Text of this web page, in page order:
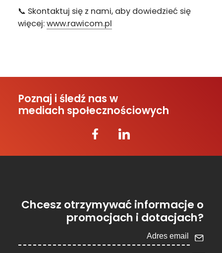
📞 Skontaktuj się z nami, aby dowiedzieć się
więcej:www.rawicom.pl
Poznaj i śledź nas w
mediach społecznościowych
Chcesz otrzymywać informacje o
promocjach i dotacjach?